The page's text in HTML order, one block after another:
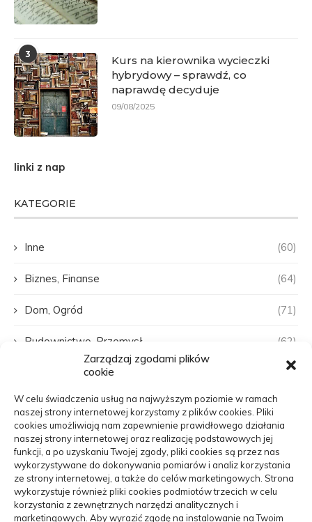
Zarządzaj zgodami plików
cookie
W celu świadczenia usług na najwyższym poziomie w ramach
naszej strony internetowej korzystamy z plików cookies. Pliki
cookies umożliwiają nam zapewnienie prawidłowego działania
naszej strony internetowej oraz realizację podstawowych jej
funkcji, a po uzyskaniu Twojej zgody, pliki cookies są przez nas
wykorzystywane do dokonywania pomiarów i analiz korzystania
ze strony internetowej, a także do celów marketingowych. Strona
wykorzystuje również pliki cookies podmiotów trzecich w celu
korzystania z zewnętrznych narzędzi analitycznych i
marketingowych. Aby wyrazić zgodę na instalowanie na Twoim
3
Kurs na kierownika wycieczki
hybrydowy – sprawdź, co
naprawdę decyduje
09/08/2025
linki z nap
KATEGORIE
Inne (60)
Biznes, Finanse (64)
Dom, Ogród (71)
Budownictwo, Przemysł (62)
Edukacja, Rozrywka (31)
Zdrowie, Medycyna (107)
Moda, Uroda
Turystyka, Aktywność (48)
Motoryzacja, Transport